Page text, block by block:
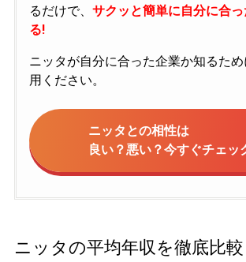
るだけで、 サクッと簡単に自分に合
る!
ニッタが自分に合った企業か知るた
用ください。
ニッタとの相性は
良い？悪い？今すぐチェッ
ニッタの平均年収を徹底比較